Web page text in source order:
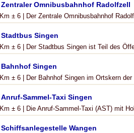
Zentraler Omnibusbahnhof Radolfzell
Km ± 6 | Der Zentrale Omnibusbahnhof
Stadtbus Singen
Km ± 6 | Der Stadtbus Singen ist Teil des
Bahnhof Singen
Km ± 6 | Der Bahnhof Singen im Ortskern
Anruf-Sammel-Taxi Singen
Km ± 6 | Die Anruf-Sammel-Taxi (AST) mit
Schiffsanlegestelle Wangen